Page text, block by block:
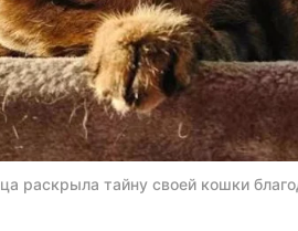
раскрыла тайну своей кошки